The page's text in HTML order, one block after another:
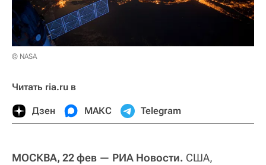
© NASA
Читать ria.ru в
Дзен МАКС Telegram
МОСКВА, 22 фев — РИА Новости. США,